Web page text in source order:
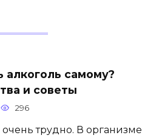
алкоголь самому?
и советы
296
трудно. В организме